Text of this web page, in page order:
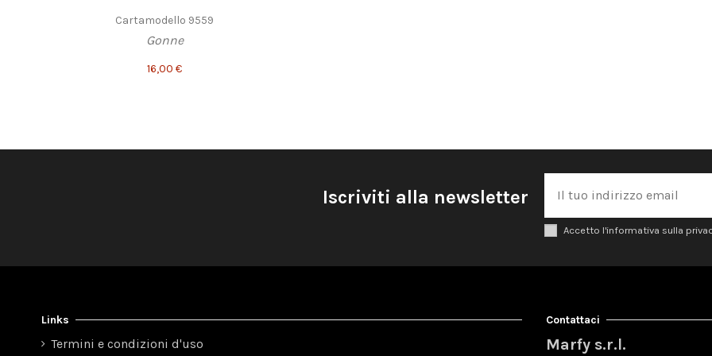
Cartamodello 9559
Gonne
16,00 €
Iscriviti alla newsletter
Accetto l'informativa sulla
Links
Termini e condizioni d'uso
Contattaci
Marfy s.r.l.